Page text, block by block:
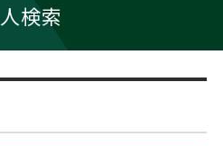
コンサ
キャリ
MBAの
日本か
パワー
検索